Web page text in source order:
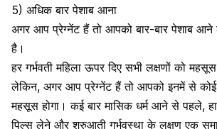
5) अधिक बार पेशाब आना
अगर आप प्रेग्नेंट हैं तो आपको बार-बार पेशाब आने
है।
हर गर्भवती महिला ऊपर दिए सभी लक्षणों को
लेकिन, अगर आप प्रेग्नेंट हैं तो आपको इनमें से
महसूस होगा। कई बार मासिक धर्म आने से पहले,
पिल्स लेने और शुरुआती गर्भवस्था के लक्षण एक